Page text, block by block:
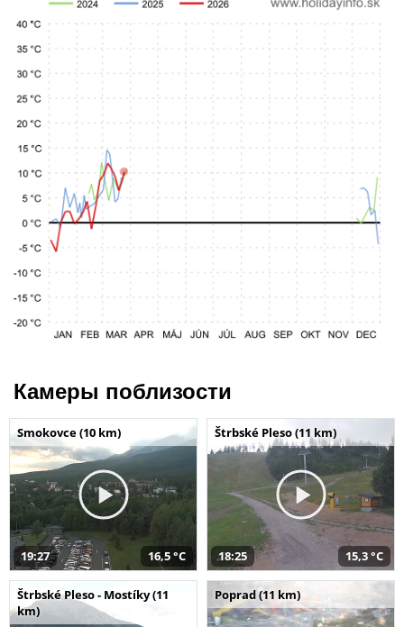
Камеры поблизости
Smokovce (10 km)
19:27 16,5 °C
Štrbské Pleso (11 km)
18:25 15,3 °C
Štrbské Pleso - Mostíky (11
km)
Poprad (11 km)